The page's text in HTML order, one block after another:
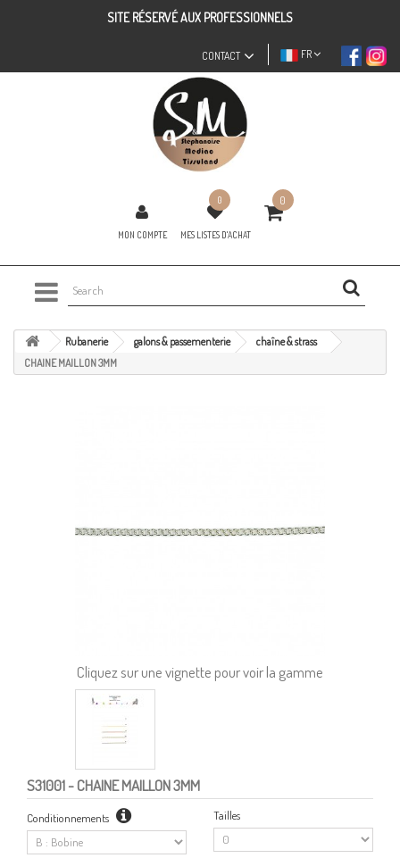
SITE RÉSERVÉ AUX PROFESSIONNELS
FR
CONTACT
MON COMPTE
0
MES LISTES D'ACHAT
0
Rubanerie galons & passementerie
chaîne & strass
CHAINE MAILLON 3MM
Cliquez sur une vignette pour voir la gamme
S31001- CHAINE MAILLON 3MM
Conditionnements Tailles